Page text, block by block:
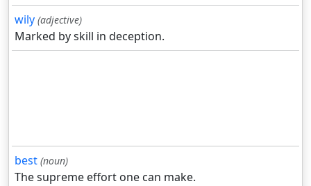
wily (adjective)
Marked by skill in deception.
best (noun)
The supreme effort one can make.